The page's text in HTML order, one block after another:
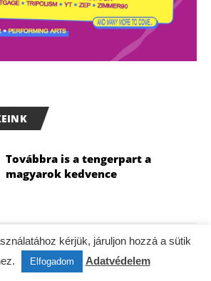
Továbbra is a tengerpart a
magyarok kedvence
Két nagyszínpad, világsztárok és
egy felépülő álomváros
Zamárdiban: Ilyen lesz a 2026-os
kérjük, járuljon hozzá a sütik
Elfogadom Adatvédelem